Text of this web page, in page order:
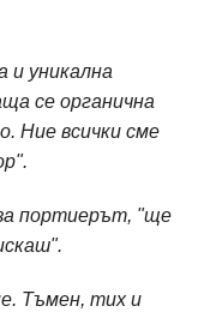
и уникална
се органична
Ние всички сме
портиерът, "ще
Тъмен, тих и